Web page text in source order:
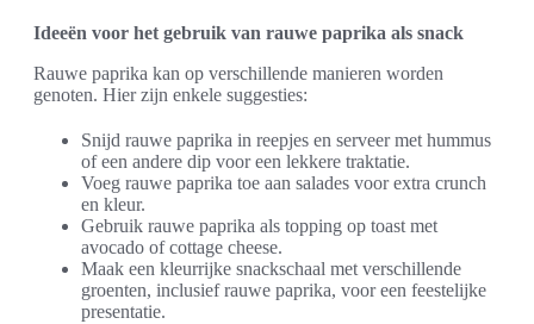
Ideeën voor het gebruik van rauwe paprika als snack
Rauwe paprika kan op verschillende manieren worden
genoten. Hier zijn enkele suggesties:
Snijd rauwe paprika in reepjes en serveer met hummus
of een andere dip voor een lekkere traktatie.
Voeg rauwe paprika toe aan salades voor extra crunch
en kleur.
Gebruik rauwe paprika als topping op toast met
avocado of cottage cheese.
Maak een kleurrijke snackschaal met verschillende
groenten, inclusief rauwe paprika, voor een feestelijke
presentatie.